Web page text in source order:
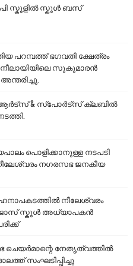
പി സ്കൂളിൽ സ്കൂൾ ബസ്
പറമ്പത്ത് ഭഗവതി ക്ഷേത്രം
സുകുമാരൻ
ആർട്സ് & സ്പോർട്സ് ക്ലബിൽ
പൊളിക്കാനുള്ള നടപടി
നഗരസഭ ജനകീയ
നീലേശ്വരം
സ്കൂൾ അധ്യാപകൻ
ചെയർമാന്റെ നേതൃത്വത്തിൽ
സംഘടിപ്പിച്ചു